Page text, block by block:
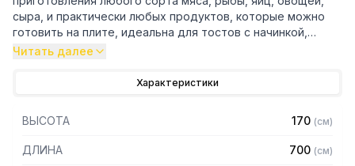
сыра, и практически любых продуктов, которые можно
готовить на плите, идеальна для тостов с начинкой,
горячих бутербродов различной толщины и размеров.
на предприятиях общественного питания.
– Корпус изготовлен из нержавеющей стали
– Керамические варочные панели Ceran обеспечивают
Читать далее
Характеристики
ВЫСОТА 170 (см)
ДЛИНА 700 (см)